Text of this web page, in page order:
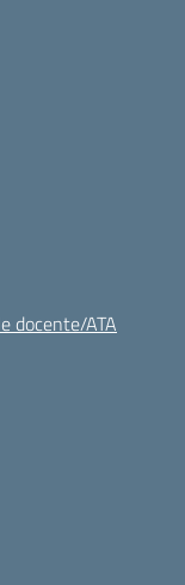
docente/ATA